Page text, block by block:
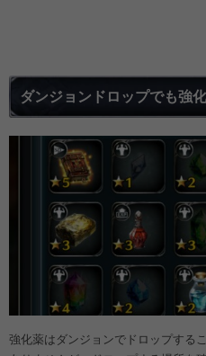
ダンジョンドロップでも強
強化薬はダンジョンでドロップする